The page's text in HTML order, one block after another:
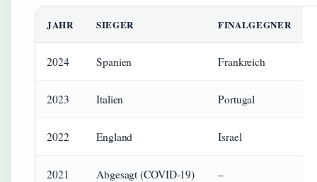
JAHR SIEGER FINALGEGNER
2024 Spanien Frankreich
2023 Italien Portugal
2022 England Israel
2021 Abgesagt (COVID-19) –